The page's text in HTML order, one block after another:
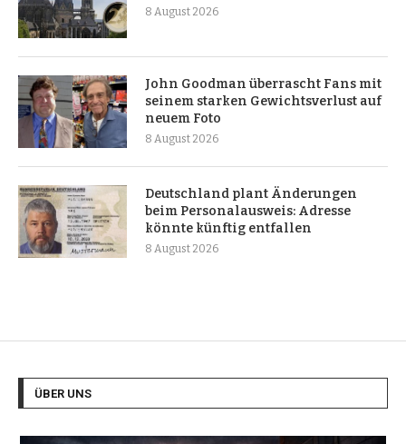
8 August 2026
John Goodman überrascht Fans mit
seinem starken Gewichtsverlust auf
neuem Foto
8 August 2026
Deutschland plant Änderungen
beim Personalausweis: Adresse
könnte künftig entfallen
8 August 2026
ÜBER UNS